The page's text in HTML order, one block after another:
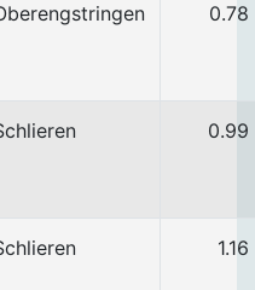
0.78
0.99